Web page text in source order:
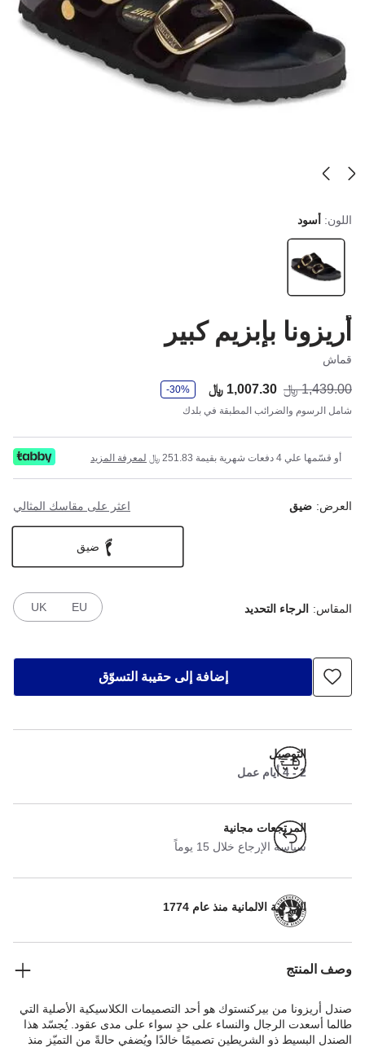
اللون: أسود
أريزونا بإبزيم كبير
قماش
1,439.00 ﷼ 1,007.30 ﷼
-30%
شامل الرسوم والضرائب المطبقة في بلدك
أو قسّمها علي 4 دفعات شهرية بقيمة 251.83 ﷼ لمعرفة المزيد
العرض: ضيق اعثر على مقاسك المثالي
ضيق
المقاس: الرجاء التحديد EU
UK
إضافة إلى حقيبة التسوّق
التوصيل
2 - 4 أيام عمل
المرتجعات مجانية
سياسة الإرجاع خلال 15 يوماً
الحرفية الالمانية منذ عام 1774
وصف المنتج
صندل أريزونا من بيركنستوك هو أحد التصميمات الكلاسيكية الأصلية التي
طالما أسعدت الرجال والنساء على حدٍ سواء على مدى عقود. يُجسّد هذا
الصندل البسيط ذو الشريطين تصميمًا خالدًا ويُضفي حالةً من التميّز منذ